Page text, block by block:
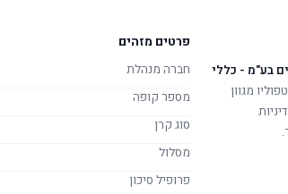
בע"מ - כללי
מגוון
פרטים מזהים
חברה מנהלת
מספר קופה
סוג קרן
מסלול
פרופיל סיכון